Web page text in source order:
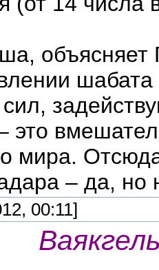
объясняет
это
мира.
– да, но
00:11]